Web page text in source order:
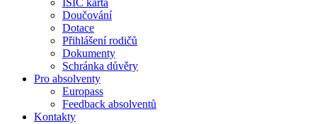
ISIC karta
Doučování
Dotace
Přihlášení rodičů
Dokumenty
Schránka důvěry
Pro absolventy
Europass
Feedback absolventů
Kontakty